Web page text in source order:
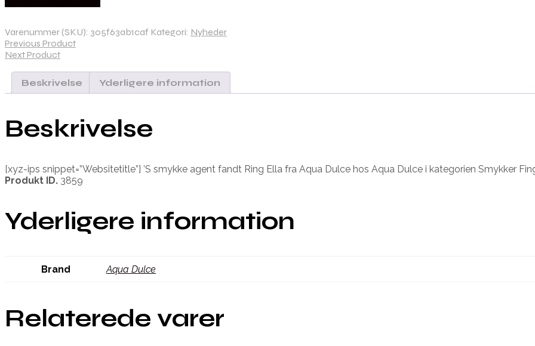
Varenummer (SKU): 305f63ab1caf Kategori: Nyheder
Previous Product
Next Product
Beskrivelse Yderligere information
Beskrivelse
[xyz-ips snippet=”Websitetitle”] ’S smykke agent fandt Ring Ella fra Aqua Dulce hos Aqua Dulce i kategorien Smykker
Produkt ID. 3859
Yderligere information
Brand Aqua Dulce
Relaterede varer